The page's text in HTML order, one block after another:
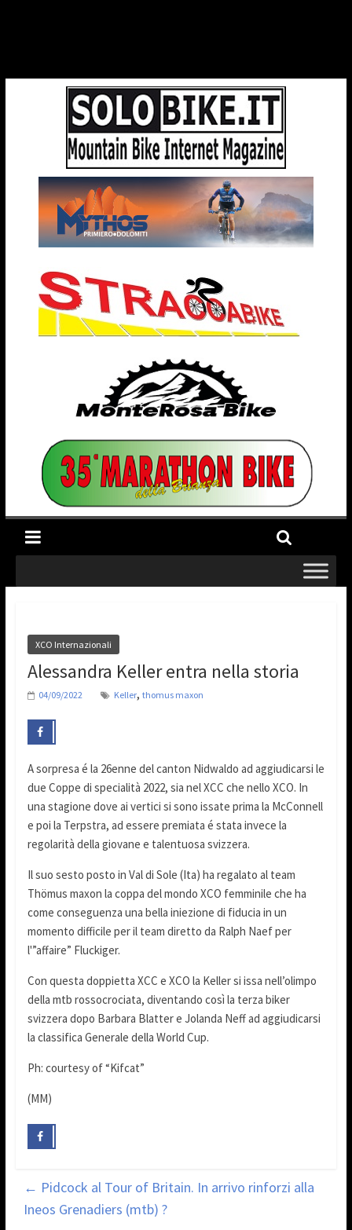
XCO Internazionali
Alessandra Keller entra nella storia
04/09/2022 Keller, thomus maxon
A sorpresa é la 26enne del canton Nidwaldo ad aggiudicarsi le
due Coppe di specialità 2022, sia nel XCC che nello XCO. In
una stagione dove ai vertici si sono issate prima la McConnell
e poi la Terpstra, ad essere premiata é stata invece la
regolarità della giovane e talentuosa svizzera.
Il suo sesto posto in Val di Sole (Ita) ha regalato al team
Thömus maxon la coppa del mondo XCO femminile che ha
come conseguenza una bella iniezione di fiducia in un
momento difficile per il team diretto da Ralph Naef per
l'”affaire” Fluckiger.
Con questa doppietta XCC e XCO la Keller si issa nell’olimpo
della mtb rossocrociata, diventando così la terza biker
svizzera dopo Barbara Blatter e Jolanda Neff ad aggiudicarsi
la classifica Generale della World Cup.
Ph: courtesy of “Kifcat”
(MM)
← Pidcock al Tour of Britain. In arrivo rinforzi alla
Ineos Grenadiers (mtb) ?